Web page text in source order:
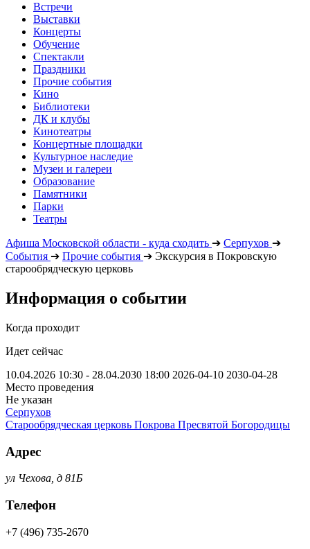
Встречи
Выставки
Концерты
Обучение
Спектакли
Праздники
Прочие события
Кино
Библиотеки
ДК и клубы
Кинотеатры
Концертные площадки
Культурное наследие
Музеи и галереи
Образование
Памятники
Парки
Театры
Афиша Московской области - куда сходить ➔ Серпухов ➔
События ➔ Прочие события ➔ Экскурсия в Покровскую
старообрядческую церковь
Информация о событии
Когда проходит
Идет сейчас
10.04.2026 10:30 - 28.04.2030 18:00 2026-04-10 2030-04-28
Место проведения
Не указан
Серпухов
Старообрядческая церковь Покрова Пресвятой Богородицы
Адрес
ул Чехова, д 81Б
Телефон
+7 (496) 735-2670